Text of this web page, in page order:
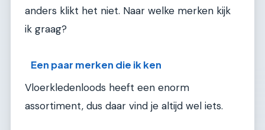
anders klikt het niet. Naar welke merken kijk
ik graag?
Een paar merken die ik ken
Vloerkledenloods heeft een enorm
assortiment, dus daar vind je altijd wel iets.